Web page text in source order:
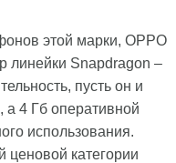
этой марки, OPPO
линейки Snapdragon –
пусть он и
а 4 Гб оперативной
использования.
категории